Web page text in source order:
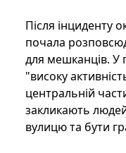
Після інциденту
почала
для мешканців. У
"високу
центральній
закликають
вулицю та бути